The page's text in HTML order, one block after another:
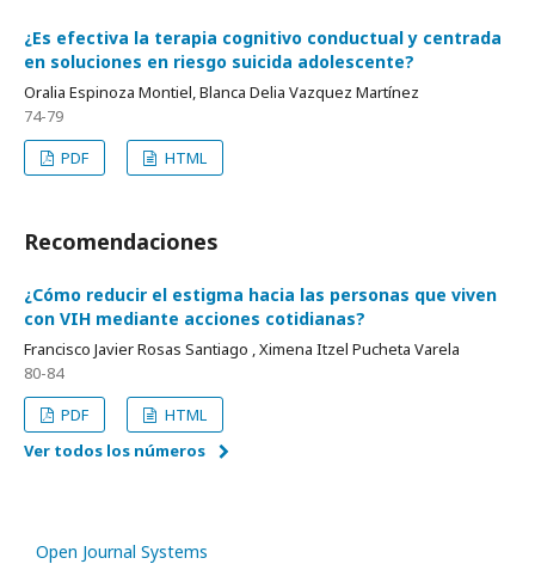
¿Es efectiva la terapia cognitivo conductual y centrada
en soluciones en riesgo suicida adolescente?
Oralia Espinoza Montiel, Blanca Delia Vazquez Martínez
74-79
PDF
HTML
Recomendaciones
¿Cómo reducir el estigma hacia las personas que viven
con VIH mediante acciones cotidianas?
Francisco Javier Rosas Santiago , Ximena Itzel Pucheta Varela
80-84
PDF
HTML
Ver todos los números
Open Journal Systems